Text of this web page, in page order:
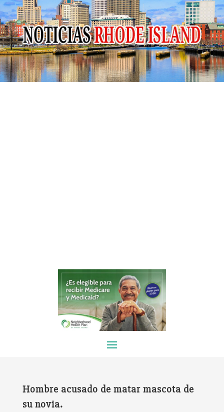
Hombre acusado de matar mascota de
su novia.